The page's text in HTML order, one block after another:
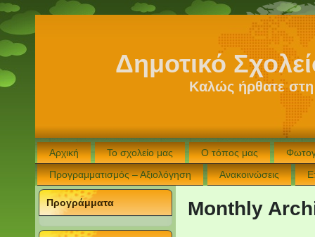
Δημοτικό
Καλώς ήρθατε
Αρχική Το σχολείο μας Ο τόπος μας
Προγραμματισμός – Αξιολόγηση
Ανακοινώσεις
Προγράμματα Monthly